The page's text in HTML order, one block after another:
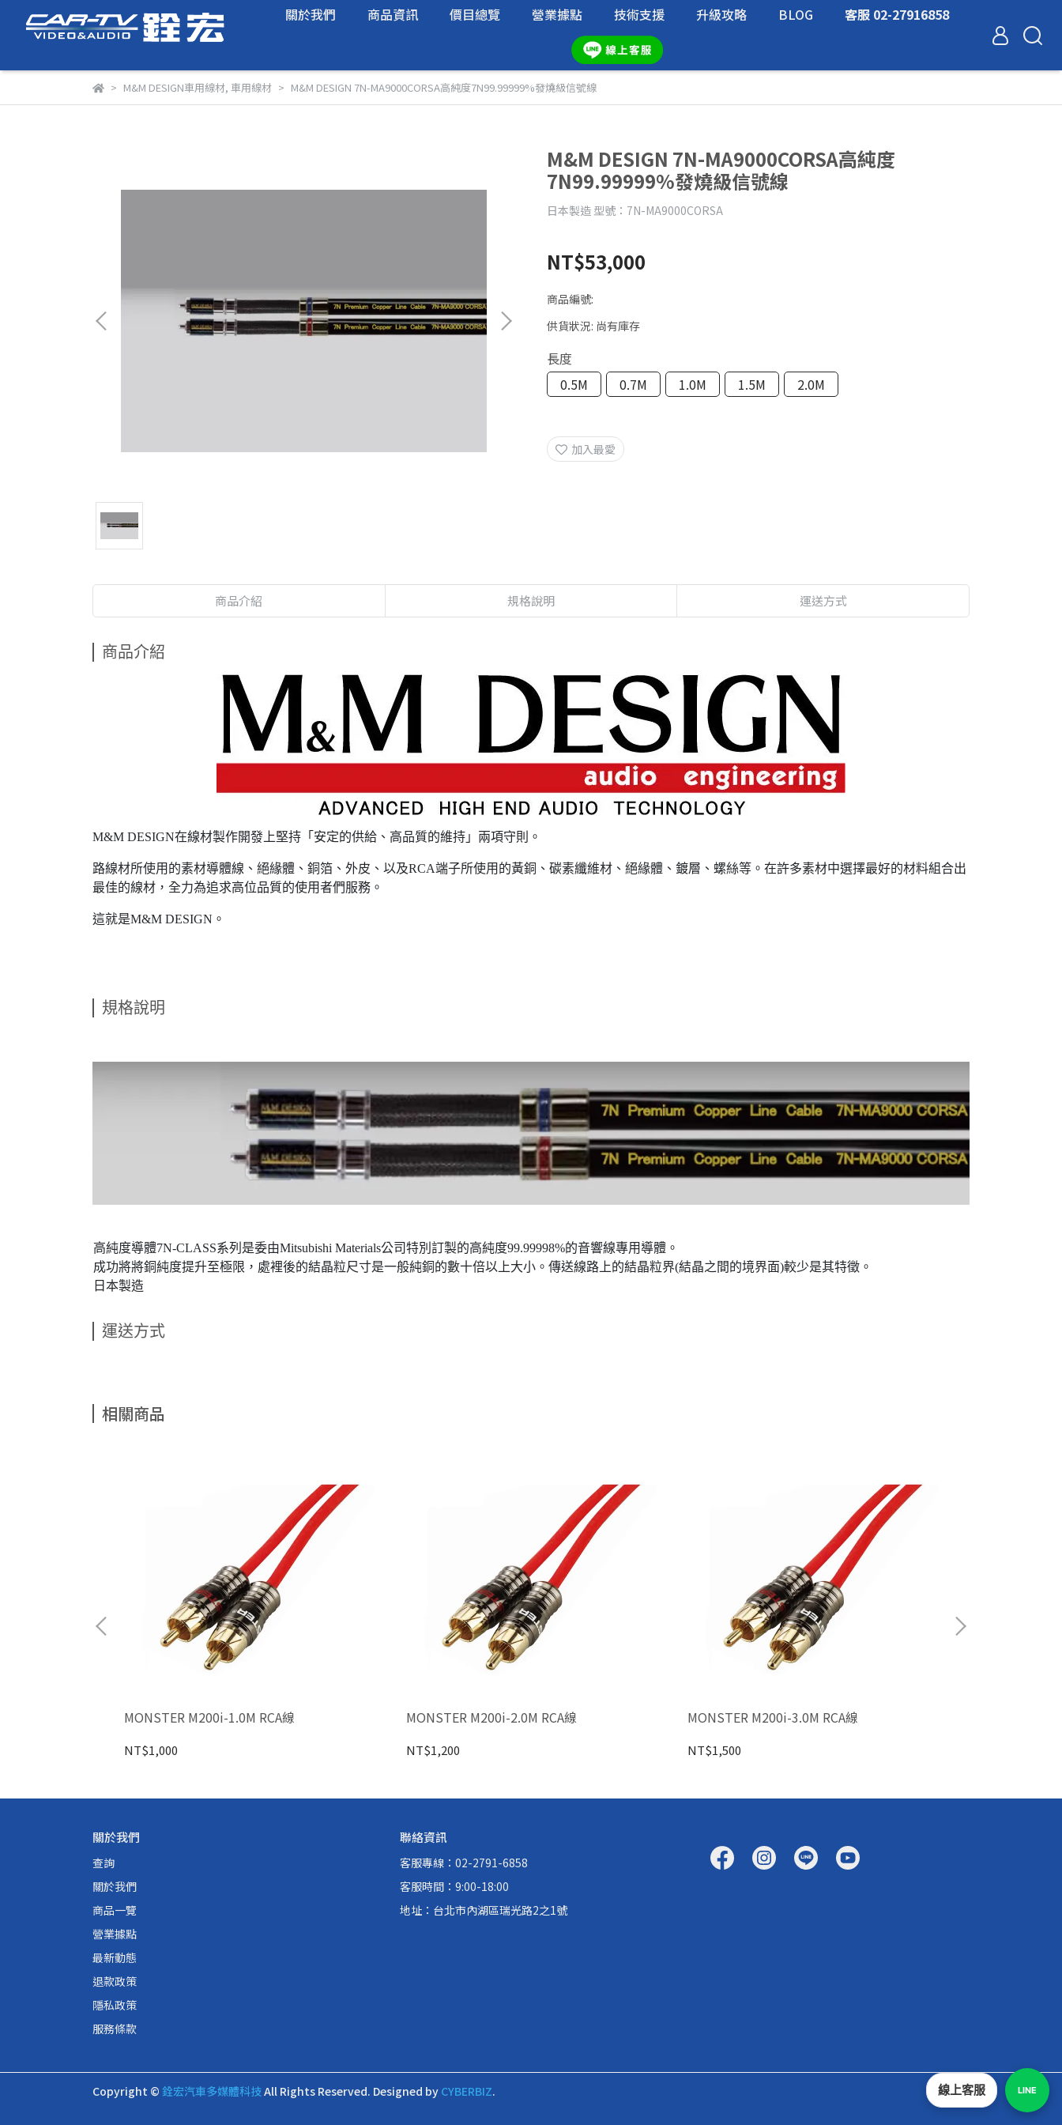
關於我們 商品資訊 價目總覽 營業據點 技術支援 升級攻略 BLOG 客服 02-27916858
M&M DESIGN車用線材, 車用線材 M&M DESIGN 7N-MA9000CORSA高純度7N99.99999%發燒級信號線
M&M DESIGN 7N-MA9000CORSA高純度
7N99.99999%發燒級信號線
日本製造 型號：7N-MA9000CORSA
NT$53,000
商品編號:
供貨狀況: 尚有庫存
長度
0.5M
0.7M 1.0M 1.5M 2.0M
加入最愛
商品介紹 規格說明 運送方式
商品介紹
M&M DESIGN在線材製作開發上堅持「安定的供給、高品質的維持」兩項守則。
路線材所使用的素材導體線、絕緣體、銅箔、外皮、以及RCA端子所使用的黃銅、碳素纖維材、絕緣體、鍍層、螺絲等。在許多素材中選擇最好的材料組合出
最佳的線材，全力為追求高位品質的使用者們服務。
這就是M&M DESIGN。
規格說明
高純度導體7N-CLASS系列是委由Mitsubishi Materials公司特別訂製的高純度99.99998%的音響線專用導體。
成功將將銅純度提升至極限，處裡後的結晶粒尺寸是一般純銅的數十倍以上大小。傳送線路上的結晶粒界(結晶之間的境界面)較少是其特徵。
日本製造
運送方式
相關商品
MONSTER M200i-1.0M RCA線
NT$1,000
MONSTER M200i-2.0M RCA線
NT$1,200
MONSTER M200i-3.0M RCA線
NT$1,500
關於我們
查詢
關於我們
商品一覽
營業據點
最新動態
退款政策
隱私政策
服務條款
聯絡資訊
客服專線：02-2791-6858
客服時間：9:00-18:00
地址：台北市內湖區瑞光路2之1號
Copyright © 銓宏汽車多媒體科技All Rights Reserved. Designed by CYBERBIZ. 線上客服 LINE